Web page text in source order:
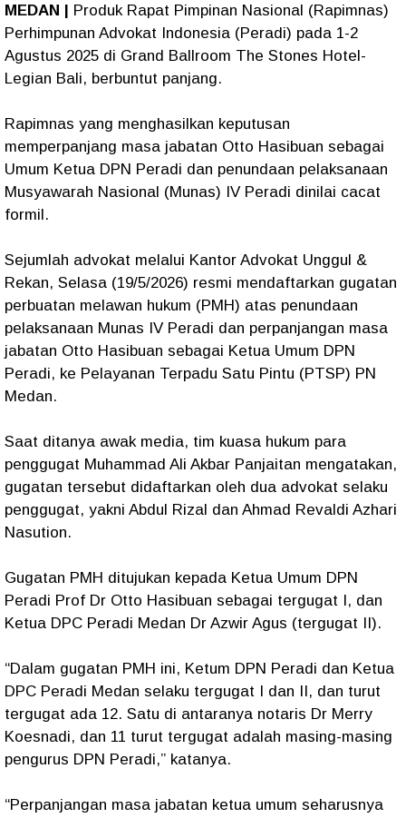
MEDAN | Produk Rapat Pimpinan Nasional (Rapimnas)
Perhimpunan Advokat Indonesia (Peradi) pada 1-2
Agustus 2025 di Grand Ballroom The Stones Hotel-
Legian Bali, berbuntut panjang.
Rapimnas yang menghasilkan keputusan
memperpanjang masa jabatan Otto Hasibuan sebagai
Umum Ketua DPN Peradi dan penundaan pelaksanaan
Musyawarah Nasional (Munas) IV Peradi dinilai cacat
formil.
Sejumlah advokat melalui Kantor Advokat Unggul &
Rekan, Selasa (19/5/2026) resmi mendaftarkan gugatan
perbuatan melawan hukum (PMH) atas penundaan
pelaksanaan Munas IV Peradi dan perpanjangan masa
jabatan Otto Hasibuan sebagai Ketua Umum DPN
Peradi, ke Pelayanan Terpadu Satu Pintu (PTSP) PN
Medan.
Saat ditanya awak media, tim kuasa hukum para
penggugat Muhammad Ali Akbar Panjaitan mengatakan,
gugatan tersebut didaftarkan oleh dua advokat selaku
penggugat, yakni Abdul Rizal dan Ahmad Revaldi Azhari
Nasution.
Gugatan PMH ditujukan kepada Ketua Umum DPN
Peradi Prof Dr Otto Hasibuan sebagai tergugat I, dan
Ketua DPC Peradi Medan Dr Azwir Agus (tergugat II).
“Dalam gugatan PMH ini, Ketum DPN Peradi dan Ketua
DPC Peradi Medan selaku tergugat I dan II, dan turut
tergugat ada 12. Satu di antaranya notaris Dr Merry
Koesnadi, dan 11 turut tergugat adalah masing-masing
pengurus DPN Peradi,” katanya.
“Perpanjangan masa jabatan ketua umum seharusnya